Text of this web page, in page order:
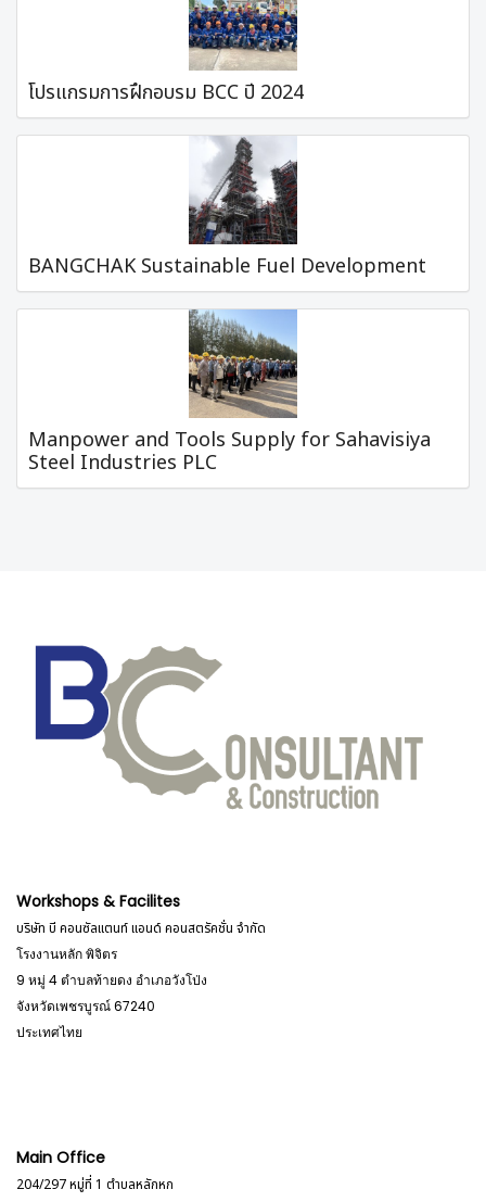
โปรแกรมการฝึกอบรม BCC ปี 2024
BANGCHAK Sustainable Fuel Development
Manpower and Tools Supply for Sahavisiya
Steel Industries PLC
Workshops & Facilites
บริษัท บี คอนซัลแตนท์ แอนด์ คอนสตรัคชั่น จำกัด
โรงงานหลัก พิจิตร
9 หมู่ 4 ตำบลท้ายดง อำเภอวังโป่ง
จังหวัดเพชรบูรณ์67240
ประเทศไทย
Main Office
204/297 หมู่ที่ 1 ตำบลหลักหก